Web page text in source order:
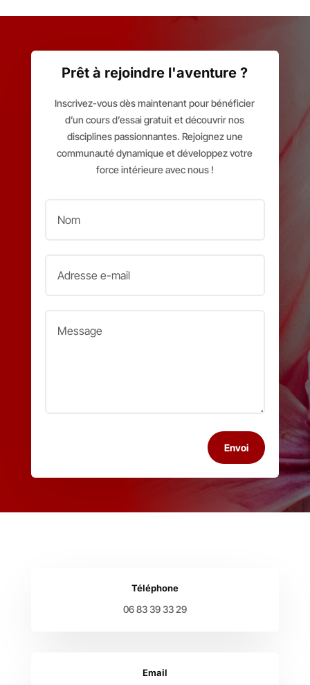
Prêt à rejoindre l'aventure ?
Inscrivez-vous dès maintenant pour bénéficier
d’un cours d’essai gratuit et découvrir nos
disciplines passionnantes. Rejoignez une
communauté dynamique et développez votre
force intérieure avec nous !
Envoi
Téléphone
06 83 39 33 29
Email